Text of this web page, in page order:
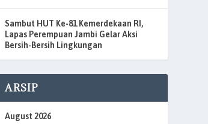
Sambut HUT Ke-81 Kemerdekaan RI,
Lapas Perempuan Jambi Gelar Aksi
Bersih-Bersih Lingkungan
ARSIP
August 2026